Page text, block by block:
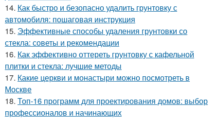
14. Как быстро и безопасно удалить грунтовку с
автомобиля: пошаговая инструкция
15. Эффективные способы удаления грунтовки со
стекла: советы и рекомендации
16. Как эффективно оттереть грунтовку с кафельной
плитки и стекла: лучшие методы
17. Какие церкви и монастыри можно посмотреть в
Москве
18. Топ-16 программ для проектирования домов: выбор
профессионалов и начинающих